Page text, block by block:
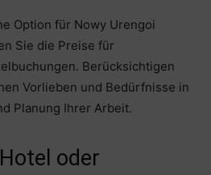
Option für Nowy Urengoi
Sie die Preise für
Berücksichtigen
Vorlieben und Bedürfnisse in
Planung Ihrer Arbeit.
oder